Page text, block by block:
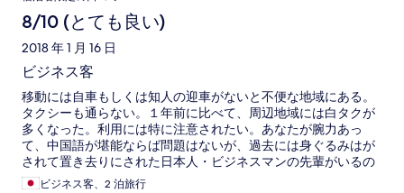
8/10 (とても良い)
2018 年 1 月 16 日
ビジネス客
移動には自車もしくは知人の迎車がないと不便な地域にある。
タクシーも通らない。１年前に比べて、周辺地域には白タクが
多くなった。利用には特に注意されたい。あなたが腕力あっ
て、中国語が堪能ならば問題はないが、過去には身ぐるみはが
されて置き去りにされた日本人・ビジネスマンの先輩がいるの
で、油断しないでください。
ビジネス客、2 泊旅行